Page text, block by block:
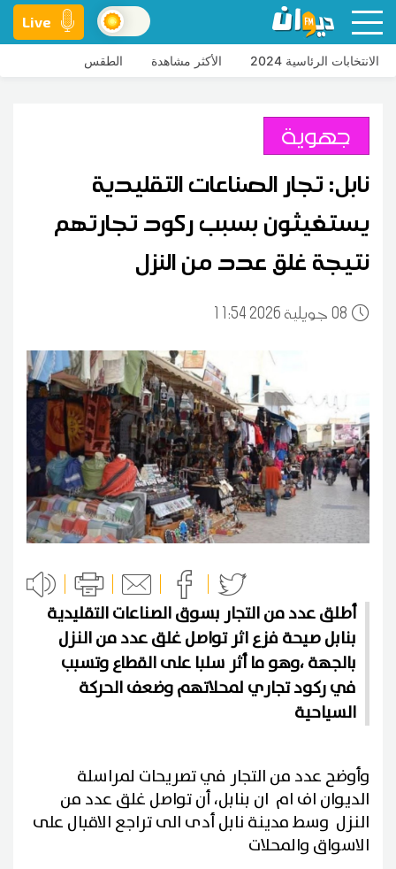
Live
الانتخابات الرئاسية 2024 الأكثر مشاهدة الطقس
جهوية
نابل: تجار الصناعات التقليدية
يستغيثون بسبب ركود تجارتهم
نتيجة غلق عدد من النزل
0811:54 2026 جويلية
أطلق عدد من التجار بسوق الصناعات التقليدية
بنابل صيحة فزع اثر تواصل غلق عدد من النزل
بالجهة ،وهو ما أثر سلبا على القطاع وتسبب
في ركود تجاري لمحلاتهم وضعف الحركة
السياحية
وأوضح عدد من التجار في تصريحات لمراسلة
الديوان اف ام ان بنابل، أن تواصل غلق عدد من
النزل وسط مدينة نابل أدى الى تراجع الاقبال على
الاسواق والمحلات